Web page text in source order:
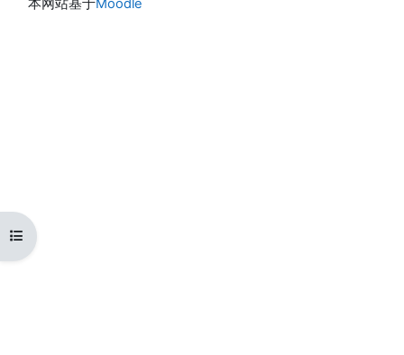
打开课程索引
本网站基于Moodle